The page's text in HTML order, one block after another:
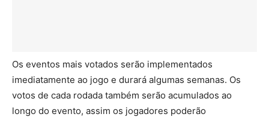
Os eventos mais votados serão implementados
imediatamente ao jogo e durará algumas semanas. Os
votos de cada rodada também serão acumulados ao
longo do evento, assim os jogadores poderão